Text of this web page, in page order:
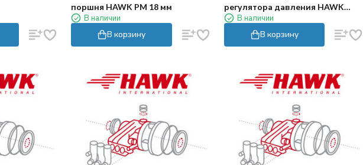
поршня HAWK PM 18 мм
В наличии
В корзину
регулятора давления HAWK
VBAВ наличии
В корзину